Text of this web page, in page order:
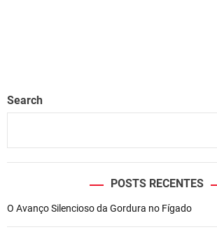
Search
POSTS RECENTES
O Avanço Silencioso da Gordura no Fígado